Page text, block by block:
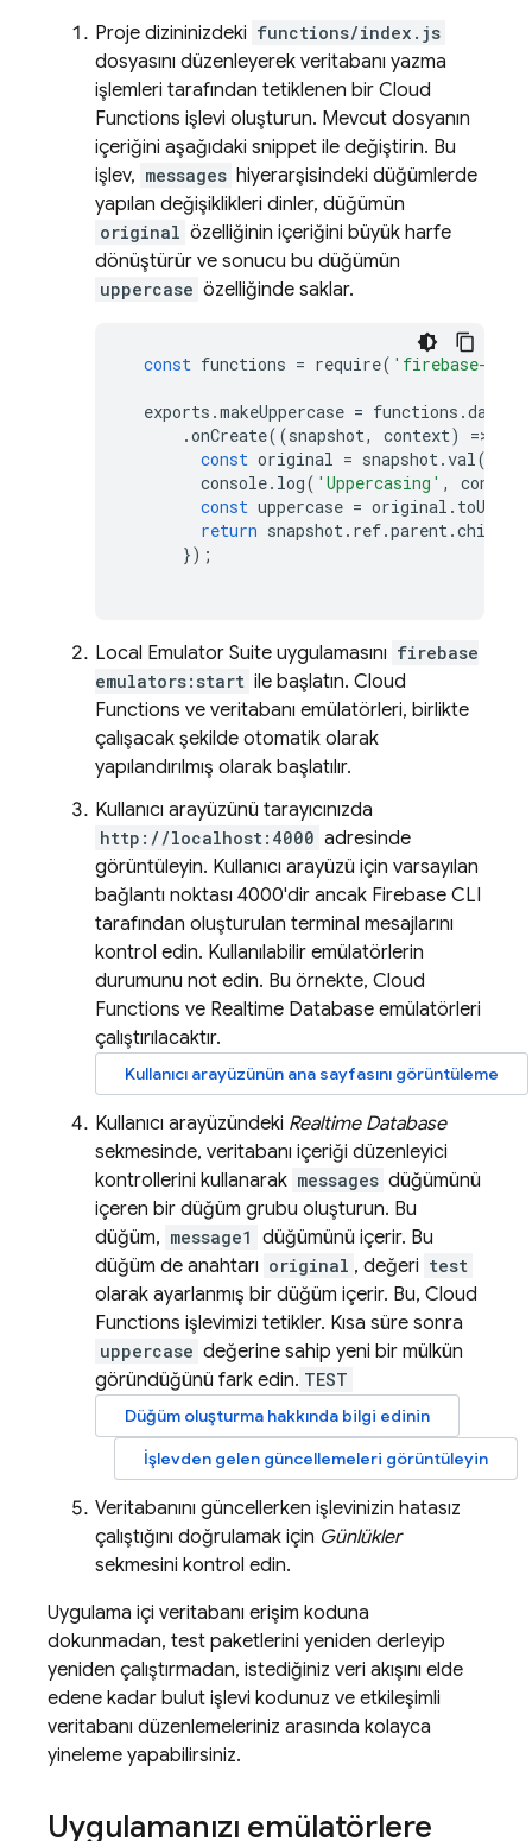
Proje dizininizdeki functions/index.js
dosyasını düzenleyerek veritabanı yazma
işlemleri tarafından tetiklenen bir Cloud
Functions işlevi oluşturun. Mevcut dosyanın
içeriğini aşağıdaki snippet ile değiştirin. Bu
işlev, messages hiyerarşisindeki düğümlerde
yapılan değişiklikleri dinler, düğümün
original özelliğinin içeriğini büyük harfe
dönüştürür ve sonucu bu düğümün
uppercase özelliğinde saklar.
const functions = require( 'firebase-
exports .makeUppercase = functions .
.onCreate((snapshot, context) =>
const original = snapshot.val();
console. log( 'Uppercasing' , context
const uppercase = original .
return snapshot. ref.parent.child
});
Local Emulator Suite uygulamasını firebase
emulators:start ile başlatın. Cloud
Functions ve veritabanı emülatörleri, birlikte
çalışacak şekilde otomatik olarak
yapılandırılmış olarak başlatılır.
Kullanıcı arayüzünü tarayıcınızda
http://localhost:4000 adresinde
görüntüleyin. Kullanıcı arayüzü için varsayılan
bağlantı noktası 4000'dir ancak Firebase CLI
tarafından oluşturulan terminal mesajlarını
kontrol edin. Kullanılabilir emülatörlerin
durumunu not edin. Bu örnekte, Cloud
Functions ve Realtime Database emülatörleri
çalıştırılacaktır.
Kullanıcı arayüzünün ana sayfasını görüntüleme
Kullanıcı arayüzündeki Realtime Database
sekmesinde, veritabanı içeriği düzenleyici
kontrollerini kullanarak messages düğümünü
içeren bir düğüm grubu oluşturun. Bu
düğüm, message1 düğümünü içerir. Bu
düğüm de anahtarı original , değeri test
olarak ayarlanmış bir düğüm içerir. Bu, Cloud
Functions işlevimizi tetikler. Kısa süre sonra
uppercase değerine sahip yeni bir mülkün
göründüğünü fark edin. TEST
Düğüm oluşturma hakkında bilgi edinin
İşlevden gelen güncellemeleri görüntüleyin
Veritabanını güncellerken işlevinizin hatasız
çalıştığını doğrulamak için Günlükler
sekmesini kontrol edin.
Uygulama içi veritabanı erişim koduna
dokunmadan, test paketlerini yeniden derleyip
yeniden çalıştırmadan, istediğiniz veri akışını elde
edene kadar bulut işlevi kodunuz ve etkileşimli
veritabanı düzenlemeleriniz arasında kolayca
yineleme yapabilirsiniz.
Uygulamanızı emülatörlere